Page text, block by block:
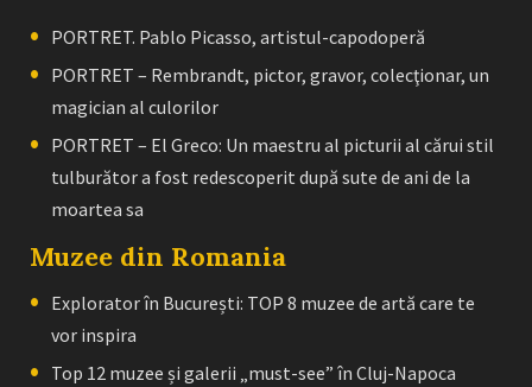
PORTRET. Pablo Picasso, artistul-capodoperă
PORTRET – Rembrandt, pictor, gravor, colecţionar, un
magician al culorilor
PORTRET – El Greco: Un maestru al picturii al cărui stil
tulburător a fost redescoperit după sute de ani de la
moartea sa
Muzee din Romania
Explorator în București: TOP 8 muzee de artă care te
vor inspira
Top 12 muzee și galerii „must-see” în Cluj-Napoca